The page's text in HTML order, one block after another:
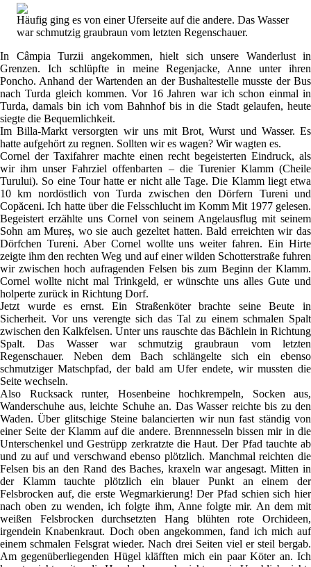
Häufig ging es von einer Uferseite auf die andere. Das Wasser
war schmutzig graubraun vom letzten Regenschauer.
In Câmpia Turzii angekommen, hielt sich unsere Wanderlust in
Grenzen. Ich schlüpfte in meine Regenjacke, Anne unter ihren
Poncho. Anhand der Wartenden an der Bushaltestelle musste der Bus
nach Turda gleich kommen. Vor 16 Jahren war ich schon einmal in
Turda, damals bin ich vom Bahnhof bis in die Stadt gelaufen, heute
siegte die Bequemlichkeit.
Im Billa-Markt versorgten wir uns mit Brot, Wurst und Wasser. Es
hatte aufgehört zu regnen. Sollten wir es wagen? Wir wagten es.
Cornel der Taxifahrer machte einen recht begeisterten Eindruck, als
wir ihm unser Fahrziel offenbarten – die Turenier Klamm (Cheile
Turului). So eine Tour hatte er nicht alle Tage. Die Klamm liegt etwa
10 km nordöstlich von Turda zwischen den Dörfern Tureni und
Copăceni. Ich hatte über die Felsschlucht im Komm Mit 1977 gelesen.
Begeistert erzählte uns Cornel von seinem Angelausflug mit seinem
Sohn am Mureș, wo sie auch gezeltet hatten. Bald erreichten wir das
Dörfchen Tureni. Aber Cornel wollte uns weiter fahren. Ein Hirte
zeigte ihm den rechten Weg und auf einer wilden Schotterstraße fuhren
wir zwischen hoch aufragenden Felsen bis zum Beginn der Klamm.
Cornel wollte nicht mal Trinkgeld, er wünschte uns alles Gute und
holperte zurück in Richtung Dorf.
Jetzt wurde es ernst. Ein Straßenköter brachte seine Beute in
Sicherheit. Vor uns verengte sich das Tal zu einem schmalen Spalt
zwischen den Kalkfelsen. Unter uns rauschte das Bächlein in Richtung
Spalt. Das Wasser war schmutzig graubraun vom letzten
Regenschauer. Neben dem Bach schlängelte sich ein ebenso
schmutziger Matschpfad, der bald am Ufer endete, wir mussten die
Seite wechseln.
Also Rucksack runter, Hosenbeine hochkrempeln, Socken aus,
Wanderschuhe aus, leichte Schuhe an. Das Wasser reichte bis zu den
Waden. Über glitschige Steine balancierten wir nun fast ständig von
einer Seite der Klamm auf die andere. Brennnesseln bissen mir in die
Unterschenkel und Gestrüpp zerkratzte die Haut. Der Pfad tauchte ab
und zu auf und verschwand ebenso plötzlich. Manchmal reichten die
Felsen bis an den Rand des Baches, kraxeln war angesagt. Mitten in
der Klamm tauchte plötzlich ein blauer Punkt an einem der
Felsbrocken auf, die erste Wegmarkierung! Der Pfad schien sich hier
nach oben zu wenden, ich folgte ihm, Anne folgte mir. An dem mit
weißen Felsbrocken durchsetzten Hang blühten rote Orchideen,
irgendein Knabenkraut. Doch oben angekommen, fand ich mich auf
einem schmalen Felsgrat wieder. Nach drei Seiten viel er steil bergab.
Am gegenüberliegenden Hügel kläfften mich ein paar Köter an. Ich